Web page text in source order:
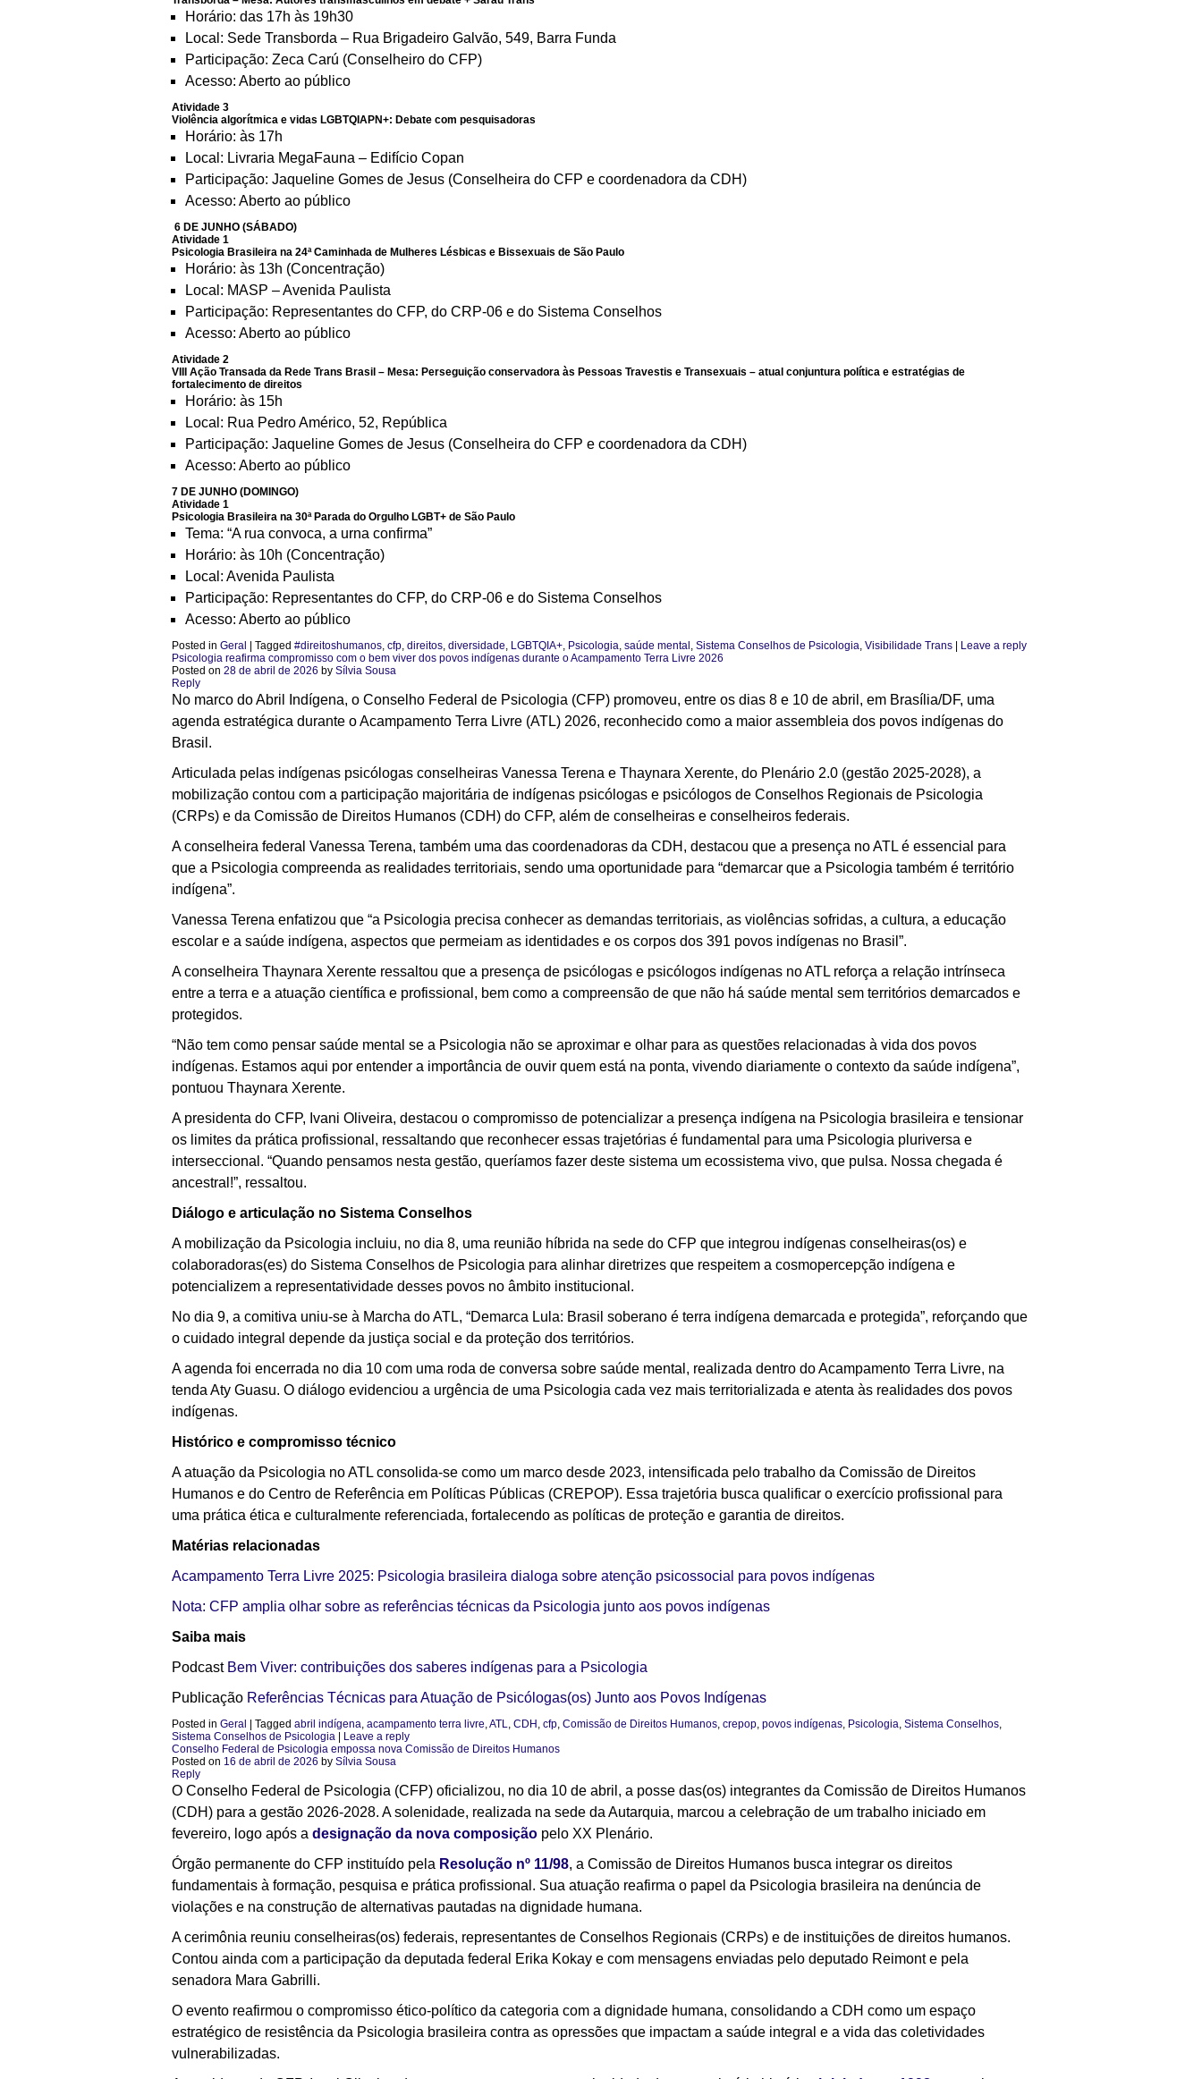
Horário: das 17h às 19h30
Local: Sede Transborda – Rua Brigadeiro Galvão, 549, Barra Funda
Participação: Zeca Carú (Conselheiro do CFP)
Acesso: Aberto ao público
Atividade 3
Violência algorítmica e vidas LGBTQIAPN+: Debate com pesquisadoras
Horário: às 17h
Local: Livraria MegaFauna – Edifício Copan
Participação: Jaqueline Gomes de Jesus (Conselheira do CFP e coordenadora da CDH)
Acesso: Aberto ao público
6 DE JUNHO (SÁBADO)
Atividade 1
Psicologia Brasileira na 24ª Caminhada de Mulheres Lésbicas e Bissexuais de São Paulo
Horário: às 13h (Concentração)
Local: MASP – Avenida Paulista
Participação: Representantes do CFP, do CRP-06 e do Sistema Conselhos
Acesso: Aberto ao público
Atividade 2
VIII Ação Transada da Rede Trans Brasil – Mesa: Perseguição conservadora às Pessoas Travestis e Transexuais – atual conjuntura política e estratégias de
fortalecimento de direitos
Horário: às 15h
Local: Rua Pedro Américo, 52, República
Participação: Jaqueline Gomes de Jesus (Conselheira do CFP e coordenadora da CDH)
Acesso: Aberto ao público
7 DE JUNHO (DOMINGO)
Atividade 1
Psicologia Brasileira na 30ª Parada do Orgulho LGBT+ de São Paulo
Tema: “A rua convoca, a urna confirma”
Horário: às 10h (Concentração)
Local: Avenida Paulista
Participação: Representantes do CFP, do CRP-06 e do Sistema Conselhos
Acesso: Aberto ao público
Posted in Geral Tagged #direitoshumanos, cfp, direitos, diversidade, LGBTQIA+, Psicologia, saúde mental , Sistema Conselhos de Psicologia, Visibilidade Trans
Leave a reply
Psicologia reafirma compromisso com o bem viver dos povos indígenas durante o Acampamento Terra Livre 2026
Posted on 28 de abril de 2026 by Sílvia Sousa
Reply
No marco do Abril Indígena, o Conselho Federal de Psicologia (CFP) promoveu, entre os dias 8 e 10 de abril, em Brasília/DF, uma
agenda estratégica durante o Acampamento Terra Livre (ATL) 2026, reconhecido como a maior assembleia dos povos indígenas do
Brasil.
Articulada pelas indígenas psicólogas conselheiras Vanessa Terena e Thaynara Xerente, do Plenário 2.0 (gestão 2025-2028), a
mobilização contou com a participação majoritária de indígenas psicólogas e psicólogos de Conselhos Regionais de Psicologia
(CRPs) e da Comissão de Direitos Humanos (CDH) do CFP, além de conselheiras e conselheiros federais.
A conselheira federal Vanessa Terena, também uma das coordenadoras da CDH, destacou que a presença no ATL é essencial para
que a Psicologia compreenda as realidades territoriais, sendo uma oportunidade para “demarcar que a Psicologia também é território
indígena”.
Vanessa Terena enfatizou que “a Psicologia precisa conhecer as demandas territoriais, as violências sofridas, a cultura, a educação
escolar e a saúde indígena, aspectos que permeiam as identidades e os corpos dos 391 povos indígenas no Brasil”.
A conselheira Thaynara Xerente ressaltou que a presença de psicólogas e psicólogos indígenas no ATL reforça a relação intrínseca
entre a terra e a atuação científica e profissional, bem como a compreensão de que não há saúde mental sem territórios demarcados e
protegidos.
“Não tem como pensar saúde mental se a Psicologia não se aproximar e olhar para as questões relacionadas à vida dos povos
indígenas. Estamos aqui por entender a importância de ouvir quem está na ponta, vivendo diariamente o contexto da saúde indígena”,
pontuou Thaynara Xerente.
A presidenta do CFP, Ivani Oliveira, destacou o compromisso de potencializar a presença indígena na Psicologia brasileira e tensionar
os limites da prática profissional, ressaltando que reconhecer essas trajetórias é fundamental para uma Psicologia pluriversa e
interseccional. “Quando pensamos nesta gestão, queríamos fazer deste sistema um ecossistema vivo, que pulsa. Nossa chegada é
ancestral!”, ressaltou.
Diálogo e articulação no Sistema Conselhos
A mobilização da Psicologia incluiu, no dia 8, uma reunião híbrida na sede do CFP que integrou indígenas conselheiras(os) e
colaboradoras(es) do Sistema Conselhos de Psicologia para alinhar diretrizes que respeitem a cosmopercepção indígena e
potencializem a representatividade desses povos no âmbito institucional.
No dia 9, a comitiva uniu-se à Marcha do ATL, “Demarca Lula: Brasil soberano é terra indígena demarcada e protegida”, reforçando que
o cuidado integral depende da justiça social e da proteção dos territórios.
A agenda foi encerrada no dia 10 com uma roda de conversa sobre saúde mental, realizada dentro do Acampamento Terra Livre, na
tenda Aty Guasu. O diálogo evidenciou a urgência de uma Psicologia cada vez mais territorializada e atenta às realidades dos povos
indígenas.
Histórico e compromisso técnico
A atuação da Psicologia no ATL consolida-se como um marco desde 2023, intensificada pelo trabalho da Comissão de Direitos
Humanos e do Centro de Referência em Políticas Públicas (CREPOP). Essa trajetória busca qualificar o exercício profissional para
uma prática ética e culturalmente referenciada, fortalecendo as políticas de proteção e garantia de direitos.
Matérias relacionadas
Acampamento Terra Livre 2025: Psicologia brasileira dialoga sobre atenção psicossocial para povos indígenas
Nota: CFP amplia olhar sobre as referências técnicas da Psicologia junto aos povos indígenas
Saiba mais
Podcast Bem Viver: contribuições dos saberes indígenas para a Psicologia
Publicação Referências Técnicas para Atuação de Psicólogas(os) Junto aos Povos Indígenas
Posted in Geral Tagged abril indígena, acampamento terra livre,ATL, CDH , cfp, Comissão de Direitos Humanos, crepop, povos indígenas, Psicologia, Sistema Conselhos,
Sistema Conselhos de Psicologia
Leave a reply
Conselho Federal de Psicologia empossa nova Comissão de Direitos Humanos
Posted on 16 de abril de 2026 by Sílvia Sousa
Reply
O Conselho Federal de Psicologia (CFP) oficializou, no dia 10 de abril, a posse das(os) integrantes da Comissão de Direitos Humanos
(CDH) para a gestão 2026-2028. A solenidade, realizada na sede da Autarquia, marcou a celebração de um trabalho iniciado em
fevereiro, logo após a designação da nova composição pelo XX Plenário.
Órgão permanente do CFP instituído pela Resolução nº 11/98, a Comissão de Direitos Humanos busca integrar os direitos
fundamentais à formação, pesquisa e prática profissional. Sua atuação reafirma o papel da Psicologia brasileira na denúncia de
violações e na construção de alternativas pautadas na dignidade humana.
A cerimônia reuniu conselheiras(os) federais, representantes de Conselhos Regionais (CRPs) e de instituições de direitos humanos.
Contou ainda com a participação da deputada federal Erika Kokay e com mensagens enviadas pelo deputado Reimont e pela
senadora Mara Gabrilli.
O evento reafirmou o compromisso ético-político da categoria com a dignidade humana, consolidando a CDH como um espaço
estratégico de resistência da Psicologia brasileira contra as opressões que impactam a saúde integral e a vida das coletividades
vulnerabilizadas.